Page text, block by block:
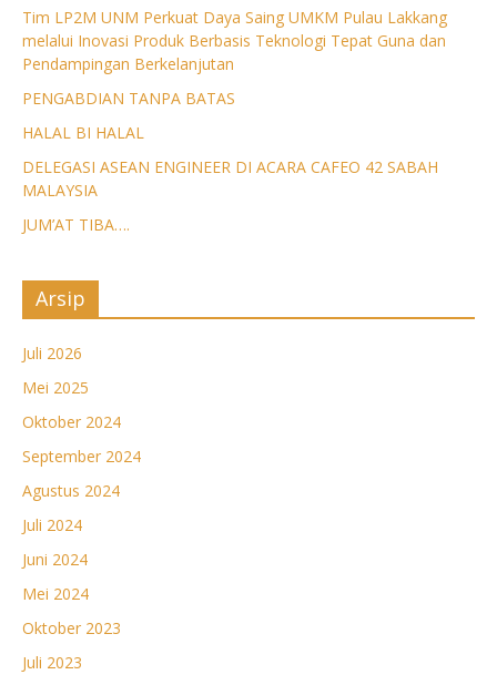
Tim LP2M UNM Perkuat Daya Saing UMKM Pulau Lakkang
melalui Inovasi Produk Berbasis Teknologi Tepat Guna dan
Pendampingan Berkelanjutan
PENGABDIAN TANPA BATAS
HALAL BI HALAL
DELEGASI ASEAN ENGINEER DI ACARA CAFEO 42 SABAH
MALAYSIA
JUM’AT TIBA….
Arsip
Juli 2026
Mei 2025
Oktober 2024
September 2024
Agustus 2024
Juli 2024
Juni 2024
Mei 2024
Oktober 2023
Juli 2023